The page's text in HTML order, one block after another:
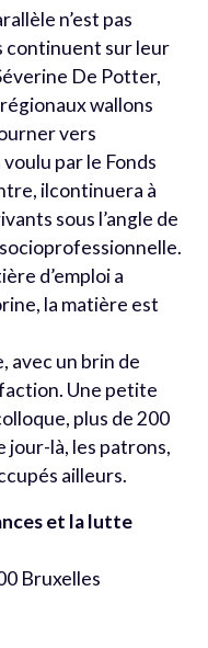
n’est pas
continuent sur leur
De Potter,
wallons
vers
par le Fonds
ilcontinuera à
sous l’angle de
d’emploi a
la matière est
avec un brin de
Une petite
plus de 200
là, les patrons,
ailleurs.
et la lutte
Bruxelles